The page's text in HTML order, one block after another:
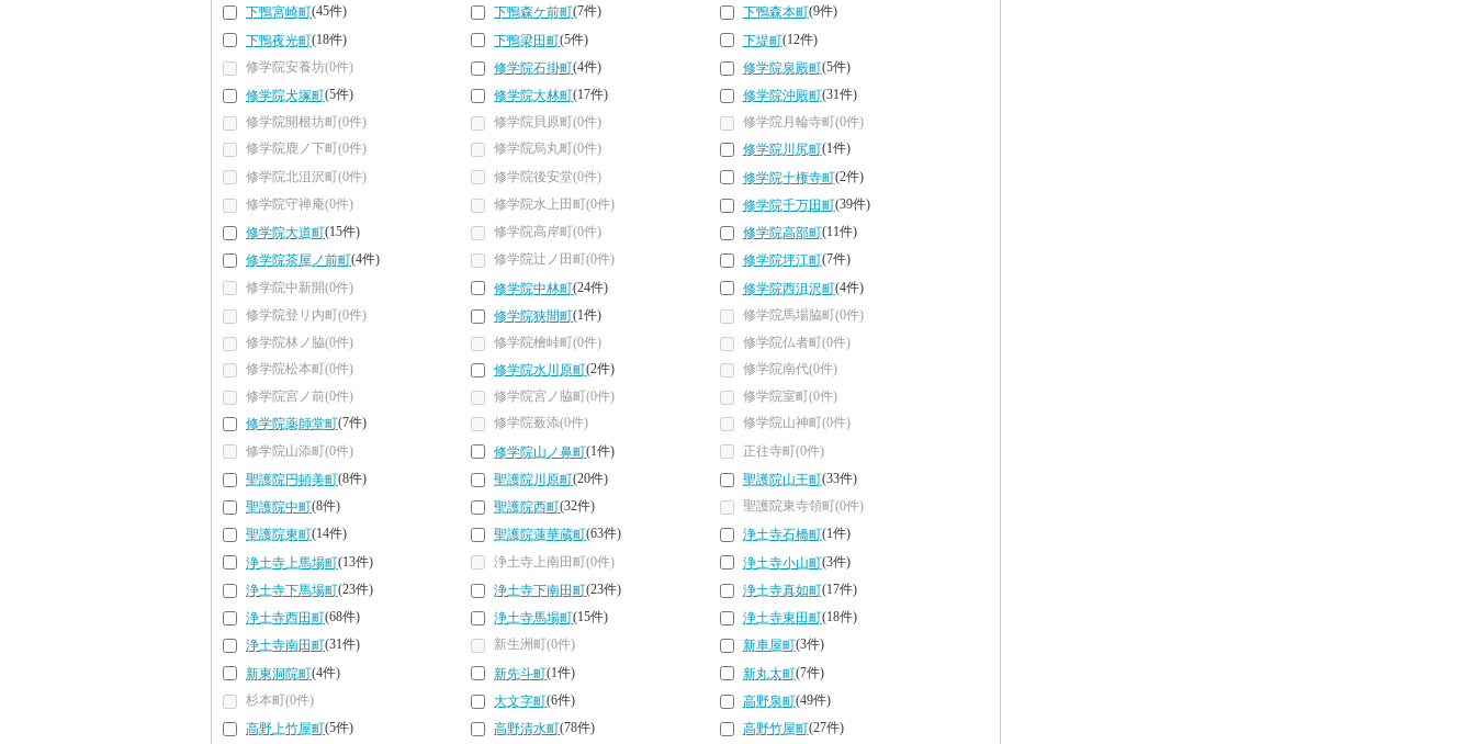
下鴨宮崎町(45件) 下鴨森ケ前町(7件) 下鴨森本町(9件)
下鴨夜光町(18件) 下鴨梁田町(5件) 下堤町(12件)
修学院安養坊(0件)
修学院石掛町(4件) 修学院泉殿町(5件)
修学院犬塚町(5件) 修学院大林町(17件) 修学院沖殿町(31件)
修学院開根坊町(0件)
修学院貝原町(0件)
修学院月輪寺町(0件)
修学院鹿ノ下町(0件)
修学院烏丸町(0件) 修学院川尻町(1件)
修学院北沮沢町(0件)
修学院後安堂(0件) 修学院十権寺町(2件)
修学院守禅庵(0件)
修学院水上田町(0件) 修学院千万田町(39件)
修学院大道町(15件) 修学院高岸町(0件) 修学院高部町(11件)
修学院茶屋ノ前町(4件) 修学院辻ノ田町(0件) 修学院坪江町(7件)
修学院中新開(0件)
修学院中林町(24件) 修学院西沮沢町(4件)
修学院登リ内町(0件)
修学院狭間町(1件)
修学院馬場脇町(0件)
修学院林ノ脇(0件)
修学院檜峠町(0件)
修学院仏者町(0件)
修学院松本町(0件)
修学院水川原町(2件)
修学院南代(0件)
修学院宮ノ前(0件)
修学院宮ノ脇町(0件)
修学院室町(0件)
修学院薬師堂町(7件) 修学院薮添(0件)
修学院山神町(0件)
修学院山添町(0件)
修学院山ノ鼻町(1件)
正往寺町(0件)
聖護院円頓美町(8件) 聖護院川原町(20件) 聖護院山王町(33件)
聖護院中町(8件) 聖護院西町(32件)
聖護院東寺領町(0件)
聖護院東町(14件) 聖護院蓮華蔵町(63件) 浄土寺石橋町(1件)
浄土寺上馬場町(13件) 浄土寺上南田町(0件) 浄土寺小山町(3件)
浄土寺下馬場町(23件) 浄土寺下南田町(23件) 浄土寺真如町(17件)
浄土寺西田町(68件) 浄土寺馬場町(15件) 浄土寺東田町(18件)
浄土寺南田町(31件) 新生洲町(0件) 新車屋町(3件)
新東洞院町(4件) 新先斗町(1件) 新丸太町(7件)
杉本町(0件)
大文字町(6件) 高野泉町(49件)
高野上竹屋町(5件) 高野清水町(78件) 高野竹屋町(27件)